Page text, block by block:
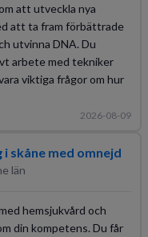
att utveckla nya
att ta fram förbättrade
utvinna DNA. Du
arbete med tekniker
viktiga frågor om hur
2026-08-09
skåne med omnejd
län
hemsjukvård och
din kompetens. Du får